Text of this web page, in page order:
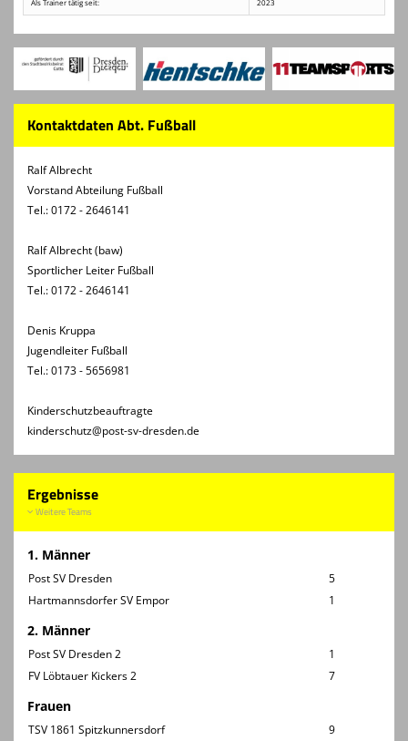
Als Trainer tätig seit: 2023
Kontaktdaten Abt. Fußball
Ralf Albrecht
Vorstand Abteilung Fußball
Tel.: 0172 - 2646141
Ralf Albrecht (baw)
Sportlicher Leiter Fußball
Tel.: 0172 - 2646141
Denis Kruppa
Jugendleiter Fußball
Tel.: 0173 - 5656981
Kinderschutzbeauftragte
kinderschutz@post-sv-dresden.de
Ergebnisse
Weitere Teams
1. Männer
Post SV Dresden
5
Hartmannsdorfer SV Empor
1
2. Männer
Post SV Dresden 2
1
FV Löbtauer Kickers 2
7
Frauen
TSV 1861 Spitzkunnersdorf
9